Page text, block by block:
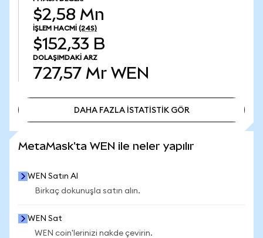
$2,58 Mn
İŞLEM HACMI (24S)
$152,33 B
DOLAŞIMDAKI ARZ
727,57 Mr WEN
DAHA FAZLA İSTATİSTİK GÖR
MetaMask'ta WEN ile neler yapılır
WEN Satın Al
Birkaç dokunuşla satın alın.
WEN Sat
WEN coin'lerinizi nakde çevirin.